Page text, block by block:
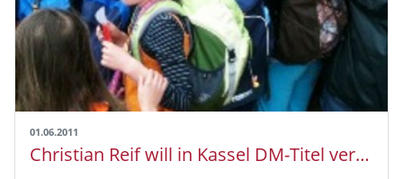
01.06.2011
Christian Reif will in Kassel DM-Titel verteidigen